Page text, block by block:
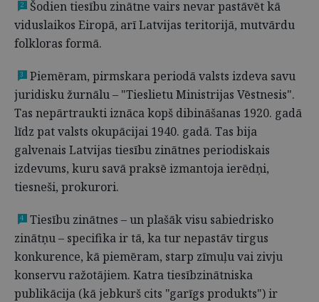
2
Šodien tiesību zinātne vairs nevar pastāvēt kā
viduslaikos Eiropā, arī Latvijas teritorijā, mutvārdu
folkloras formā.
3
Piemēram, pirmskara periodā valsts izdeva savu
juridisku žurnālu – "Tieslietu Ministrijas Vēstnesis".
Tas nepārtraukti iznāca kopš dibināšanas 1920. gadā
līdz pat valsts okupācijai 1940. gadā. Tas bija
galvenais Latvijas tiesību zinātnes periodiskais
izdevums, kuru savā praksē izmantoja ierēdņi,
tiesneši, prokurori.
4
Tiesību zinātnes – un plašāk visu sabiedrisko
zinātņu – specifika ir tā, ka tur nepastāv tirgus
konkurence, kā piemēram, starp zīmuļu vai zivju
konservu ražotājiem. Katra tiesībzinātniska
publikācija (kā jebkurš cits "garīgs produkts") ir